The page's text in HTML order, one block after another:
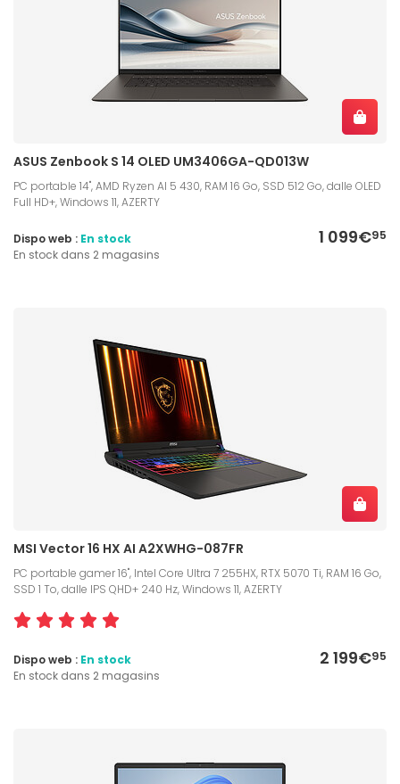
ASUS Zenbook S 14 OLED UM3406GA-QD013W
PC portable 14", AMD Ryzen AI 5 430, RAM 16 Go, SSD 512 Go, dalle OLED
Full HD+, Windows 11, AZERTY
1 099€95
Dispo web : En stock
En stock dans 2 magasins
MSI Vector 16 HX AI A2XWHG-087FR
PC portable gamer 16", Intel Core Ultra 7 255HX, RTX 5070 Ti, RAM 16 Go,
SSD 1 To, dalle IPS QHD+ 240 Hz, Windows 11, AZERTY
2 199€95
Dispo web : En stock
En stock dans 2 magasins